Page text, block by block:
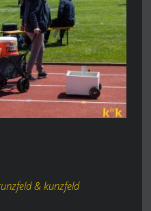
& kunzfeld